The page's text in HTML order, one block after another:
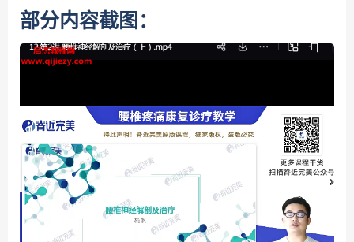
部分内容截图：